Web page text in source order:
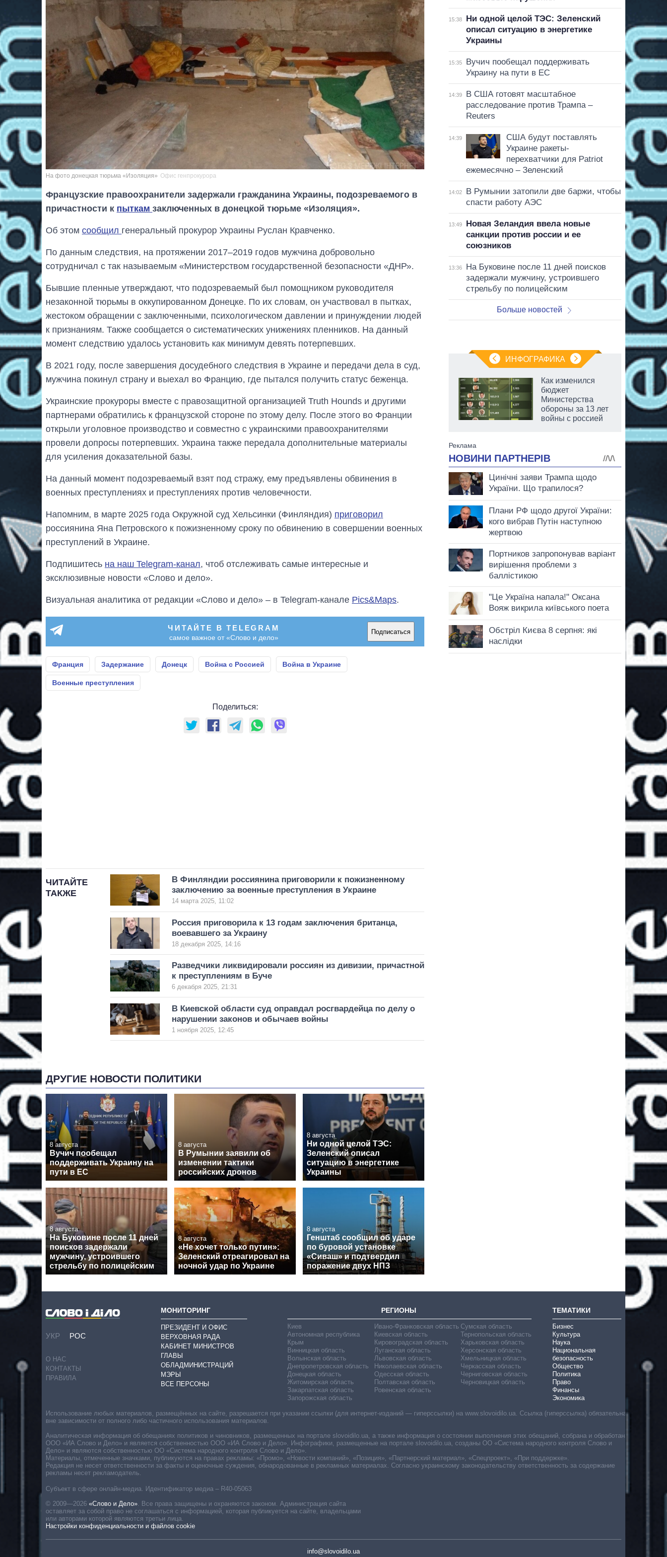
На фото донецкая тюрьма «Изоляция» Офис генпрокурора
Французские правоохранители задержали гражданина Украины, подозреваемого в
причастности к пыткам заключенных в донецкой тюрьме «Изоляция».
Об этом сообщил генеральный прокурор Украины Руслан Кравченко.
По данным следствия, на протяжении 2017–2019 годов мужчина добровольно
сотрудничал с так называемым «Министерством государственной безопасности «ДНР».
Бывшие пленные утверждают, что подозреваемый был помощником руководителя
незаконной тюрьмы в оккупированном Донецке. По их словам, он участвовал в пытках,
жестоком обращении с заключенными, психологическом давлении и принуждении людей
к признаниям. Также сообщается о систематических унижениях пленников. На данный
момент следствию удалось установить как минимум девять потерпевших.
В 2021 году, после завершения досудебного следствия в Украине и передачи дела в суд,
мужчина покинул страну и выехал во Францию, где пытался получить статус беженца.
Украинские прокуроры вместе с правозащитной организацией Truth Hounds и другими
партнерами обратились к французской стороне по этому делу. После этого во Франции
открыли уголовное производство и совместно с украинскими правоохранителями
провели допросы потерпевших. Украина также передала дополнительные материалы
для усиления доказательной базы.
На данный момент подозреваемый взят под стражу, ему предъявлены обвинения в
военных преступлениях и преступлениях против человечности.
Напомним, в марте 2025 года Окружной суд Хельсинки (Финляндия) приговорил
россиянина Яна Петровского к пожизненному сроку по обвинению в совершении военных
преступлений в Украине.
Подпишитесь на наш Telegram-канал, чтоб отслеживать самые интересные и
эксклюзивные новости «Слово и дело».
Визуальная аналитика от редакции «Слово и дело» – в Telegram-канале Pics&Maps.
ЧИТАЙТЕ В TELEGRAM
самое важное от «Слово и дело»
Подписаться
Франция Задержание Донецк Война с Россией Война в Украине
Военные преступления
Поделиться:
ЧИТАЙТЕ
ТАКЖЕ
В Финляндии россиянина приговорили к пожизненному
заключению за военные преступления в Украине
14 марта 2025, 11:02
Россия приговорила к 13 годам заключения британца,
воевавшего за Украину
18 декабря 2025, 14:16
Разведчики ликвидировали россиян из дивизии, причастной
к преступлениям в Буче
6 декабря 2025, 21:31
В Киевской области суд оправдал росгвардейца по делу о
нарушении законов и обычаев войны
1 ноября 2025, 12:45
ДРУГИЕ НОВОСТИ ПОЛИТИКИ
8 августа
Вучич пообещал
поддерживать Украину на
пути в ЕС
8 августа
В Румынии заявили об
изменении тактики
российских дронов
8 августа
Ни одной целой ТЭС:
Зеленский описал
ситуацию в энергетике
Украины
8 августа
На Буковине после 11 дней
поисков задержали
мужчину, устроившего
стрельбу по полицейским
8 августа
«Не хочет только путин»:
Зеленский отреагировал на
ночной удар по Украине
8 августа
Генштаб сообщил об ударе
по буровой установке
«Сиваш» и подтвердил
поражение двух НПЗ
15:38
Ни одной целой ТЭС: Зеленский
описал ситуацию в энергетике
Украины
15:35
Вучич пообещал поддерживать
Украину на пути в ЕС
14:39
В США готовят масштабное
расследование против Трампа –
Reuters
14:39
США будут поставлять
Украине ракеты-
перехватчики для Patriot
ежемесячно – Зеленский
14:02
В Румынии затопили две баржи, чтобы
спасти работу АЭС
13:49
Новая Зеландия ввела новые
санкции против россии и ее
союзников
13:36
На Буковине после 11 дней поисков
задержали мужчину, устроившего
стрельбу по полицейским
Больше новостей
ИНФОГРАФИКА
Дефицит памяти:
на чипы за
последние годы и
что прогнозируют
на 2027-й
Как изменился
бюджет
Министерства
обороны за 13 лет
войны с россией
УКР РОС
О НАС
КОНТАКТЫ
ПРАВИЛА
МОНИТОРИНГ
ПРЕЗИДЕНТ И ОФИС
ВЕРХОВНАЯ РАДА
КАБИНЕТ МИНИСТРОВ
ГЛАВЫ
ОБЛАДМИНИСТРАЦИЙ
МЭРЫ
ВСЕ ПЕРСОНЫ
РЕГИОНЫ
Киев
Автономная республика
Крым
Винницкая область
Волынская область
Днепропетровская область
Донецкая область
Житомирская область
Закарпатская область
Запорожская область
Ивано-Франковская область
Киевская область
Кировоградская область
Луганская область
Львовская область
Николаевская область
Одесская область
Полтавская область
Ровенская область
Сумская область
Тернопольская область
Харьковская область
Херсонская область
Хмельницкая область
Черкасская область
Черниговская область
Черновицкая область
ТЕМАТИКИ
Бизнес
Культура
Наука
Национальная
безопасность
Общество
Политика
Право
Финансы
Экономика
Субъект в сфере онлайн-медиа. Идентификатор медиа – R40-05063
© 2009—2026 «Слово и Дело». Все права защищены и охраняются законом. Администрация сайта
оставляет за собой право не соглашаться с информацией, которая публикуется на сайте, владельцами
или авторами которой являются третьи лица.
Настройки конфиденциальности и файлов cookie
info@slovoidilo.ua
Использование любых материалов, размещённых на сайте, разрешается при указании ссылки (для интернет-изданий — гиперссылки) на www.slovoidilo.ua. Ссылка (гиперссылка) обязательна
вне зависимости от полного либо частичного использования материалов.
Аналитическая информация об обещаниях политиков и чиновников, размещенных на портале slovoidilo.ua, а также информация о состоянии выполнения этих обещаний, собрана и обработана
ООО «ИА Слово и Дело» и является собственностью ООО «ИА Слово и Дело». Инфографики, размещенные на портале slovoidilo.ua, созданы ОО «Система народного контроля Слово и
Дело» и являются собственностью ОО «Система народного контроля Слово и Дело».
Материалы, отмеченные значками, публикуются на правах рекламы: «Промо», «Новости компаний», «Позиция», «Партнерский материал», «Спецпроект», «При поддержке».
Редакция не несет ответственности за факты и оценочные суждения, обнародованные в рекламных материалах. Согласно украинскому законодательству ответственность за содержание
рекламы несет рекламодатель.